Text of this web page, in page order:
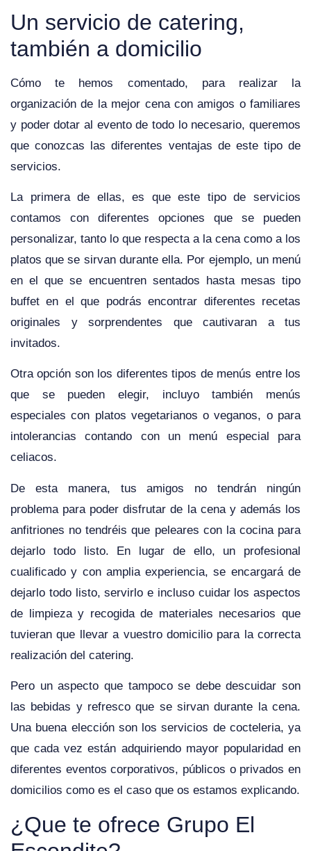
Un servicio de catering,
también a domicilio
Cómo te hemos comentado, para realizar la
organización de la mejor cena con amigos o familiares
y poder dotar al evento de todo lo necesario, queremos
que conozcas las diferentes ventajas de este tipo de
servicios.
La primera de ellas, es que este tipo de servicios
contamos con diferentes opciones que se pueden
personalizar, tanto lo que respecta a la cena como a los
platos que se sirvan durante ella. Por ejemplo, un menú
en el que se encuentren sentados hasta mesas tipo
buffet en el que podrás encontrar diferentes recetas
originales y sorprendentes que cautivaran a tus
invitados.
Otra opción son los diferentes tipos de menús entre los
que se pueden elegir, incluyo también menús
especiales con platos vegetarianos o veganos, o para
intolerancias contando con un menú especial para
celiacos.
De esta manera, tus amigos no tendrán ningún
problema para poder disfrutar de la cena y además los
anfitriones no tendréis que peleares con la cocina para
dejarlo todo listo. En lugar de ello, un profesional
cualificado y con amplia experiencia, se encargará de
dejarlo todo listo, servirlo e incluso cuidar los aspectos
de limpieza y recogida de materiales necesarios que
tuvieran que llevar a vuestro domicilio para la correcta
realización del catering.
Pero un aspecto que tampoco se debe descuidar son
las bebidas y refresco que se sirvan durante la cena.
Una buena elección son los servicios de cocteleria, ya
que cada vez están adquiriendo mayor popularidad en
diferentes eventos corporativos, públicos o privados en
domicilios como es el caso que os estamos explicando.
¿Que te ofrece Grupo El